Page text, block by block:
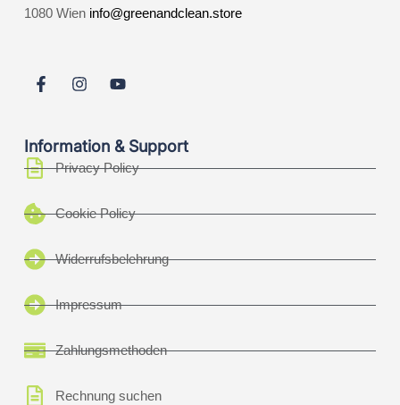
1080 Wien info@greenandclean.store
Information & Support
Privacy Policy
Cookie Policy
Widerrufsbelehrung
Impressum
Zahlungsmethoden
Rechnung suchen